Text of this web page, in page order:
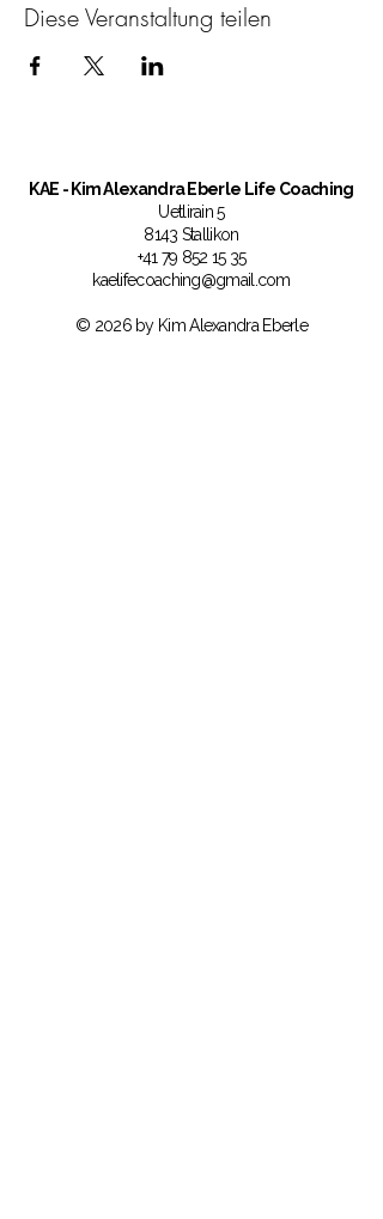
Diese Veranstaltung teilen
KAE - Kim Alexandra Eberle Life Coaching
Uetlirain 5
8143 Stallikon
+41 79 852 15 35
kaelifecoaching@gmail.com
© 2026 by Kim Alexandra Eberle